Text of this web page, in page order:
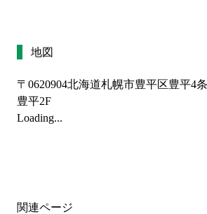
地図
〒0620904北海道札幌市豊平区豊平4
豊平2F
Loading...
関連ページ